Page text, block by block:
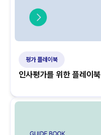
평가 플레이북
인사평가를 위한 플레이북